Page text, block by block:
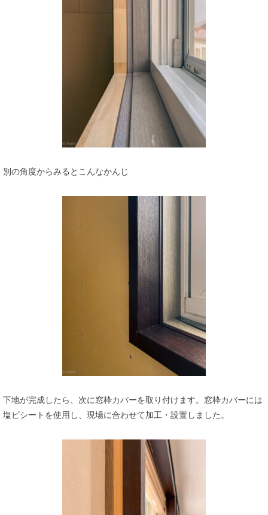
別の角度からみるとこんなかんじ
下地が完成したら、次に窓枠カバーを取り付けます。窓枠カバーには
塩ビシートを使用し、現場に合わせて加工・設置しました。